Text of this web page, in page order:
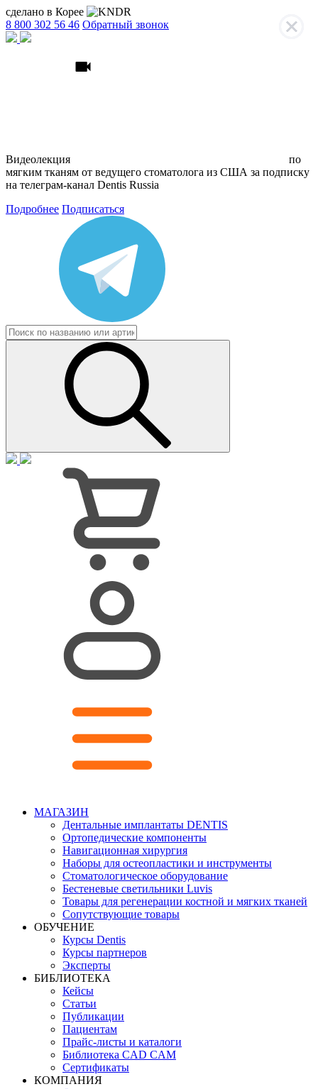
сделано в Корее
8 800 302 56 46 Обратный звонок
Видеолекция
по
мягким тканям от ведущего стоматолога из США за подписку
на телеграм-канал Dentis Russia
Подробнее Подписаться
МАГАЗИН
Дентальные имплантаты DENTIS
Ортопедические компоненты
Навигационная хирургия
Наборы для остеопластики и инструменты
Стоматологическое оборудование
Бестеневые светильники Luvis
Товары для регенерации костной и мягких тканей
Сопутствующие товары
ОБУЧЕНИЕ
Курсы Dentis
Курсы партнеров
Эксперты
БИБЛИОТЕКА
Кейсы
Статьи
Публикации
Пациентам
Прайс-листы и каталоги
Библиотека CAD CAM
Сертификаты
КОМПАНИЯ